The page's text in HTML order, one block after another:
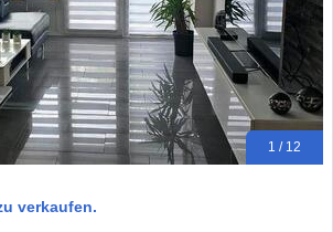
1 / 12
verkaufen.